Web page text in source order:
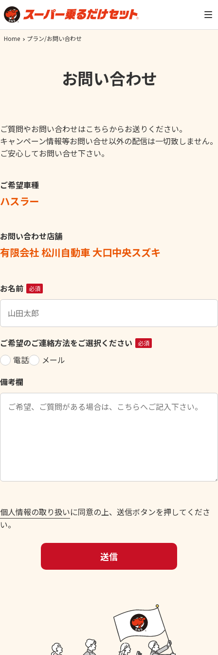
Home プラン/お問い合わせ
お問い合わせ
ご質問やお問い合わせはこちらからお送りください。
キャンペーン情報等お問い合せ以外の配信は一切致しません。
ご安心してお問い合せ下さい。
ご希望車種
ハスラー
お問い合わせ店舗
有限会社 松川自動車 大口中央スズキ
こ
の
ィ
ー
ル
ド
空
の
だ
い
。
お名前 必須
ご希望のご連絡方法をご選択ください 必須
電話
メール
備考欄
個人情報の取り扱いに同意の上、送信ボタンを押してくださ
い。